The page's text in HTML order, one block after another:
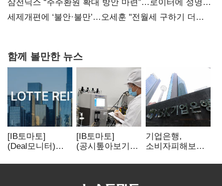
대전’
삼전닉스 “주주환원 확대 방안 마련”…로이터에 성명
보내
세제개편에 ‘불안·불만’…오세훈 "전월세 구하기 더
함께 볼만한 뉴스
[IB토마토]
(Deal모니터)
발행…빠듯한
[IB토마토]
(공시톺아보기)
무엇이 '중요한
기업은행,
소비자피해보상
보이스피싱 공시